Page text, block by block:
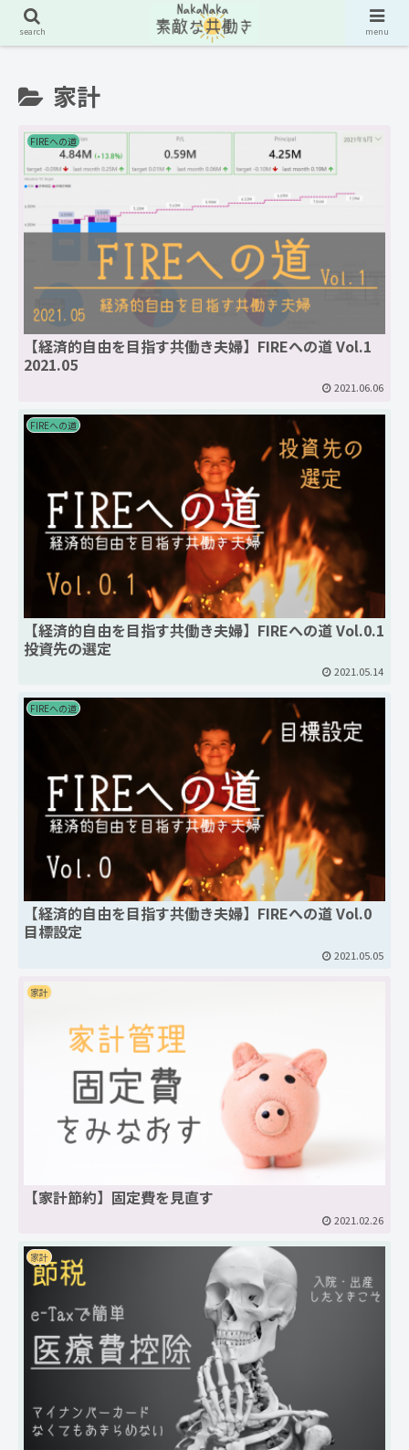
家計
FIREへの道
【経済的自由を目指す共働き夫婦】FIREへの道 Vol.1
2021.05
2021.06.06
FIREへの道
【経済的自由を目指す共働き夫婦】FIREへの道 Vol.0.1
投資先の選定
2021.05.14
FIREへの道
【経済的自由を目指す共働き夫婦】FIREへの道 Vol.0
目標設定
2021.05.05
家計
【家計節約】固定費を見直す
2021.02.26
家計
search menu